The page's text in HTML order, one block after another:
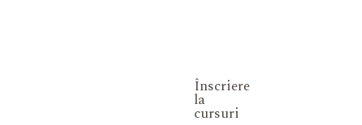
Înscriere
la
cursuri